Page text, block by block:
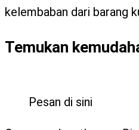
kelembaban dari barang
Temukan
Pesan di sini